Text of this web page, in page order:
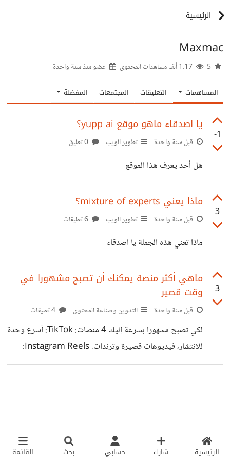
الرئيسية شارك حسابي بحث القائمة
الرئيسية
Maxmac
عضو منذسنة واحدة
المساهمات التعليقات المجتمعات المفضلة
-1
يا اصدقاء ماهو موقع yupp ai؟
قبل سنة واحدة تطوير الويب
هل أحد يعرف هذا الموقع
3
ماذا يعني mixture of experts؟
قبل سنة واحدة تطوير الويب
ماذا تعني هذه الجملة يا اصدقاء
3
ماهي أكثر منصة يمكنك أن تصبح مشهورا في
وقت قصير
قبل سنة واحدة التدوين وصناعة المحتوى
لكي تصبح مشهورا بسرعة إليك 4 منصات: TikTok: أسرع وحدة
للانتشار، فيديوهات قصيرة وترندات. Instagram Reels:
مشابه لـ TikTok لكن بجمهور مختلف. YouTube Shorts: